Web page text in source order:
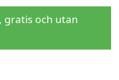
gratis och utan